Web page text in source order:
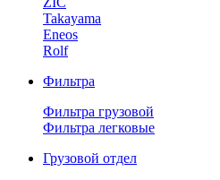
Takayama
Eneos
Rolf
Фильтра
Фильтра грузовой
Фильтра легковые
Грузовой отдел